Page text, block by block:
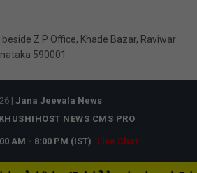
Z P Office, Khade Bazar, Raviwar
590001
| Jana Jeevala News
KHUSHIHOST NEWS CMS PRO
AM - 8:00 PM (IST) Live Chat